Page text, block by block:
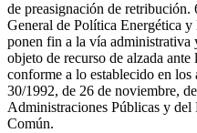
de preasignación de
General de Política Energética
ponen fin a la vía administrativa
objeto de recurso de alzada
conforme a lo establecido en
30/1992, de 26 de noviembre,
Administraciones Públicas y
Común.